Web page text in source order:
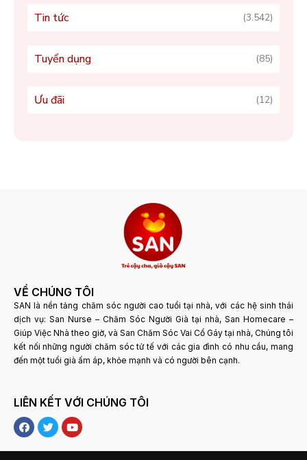
Tin tức (3.542)
Tuyển dụng (85)
Ưu đãi (12)
VỀ CHÚNG TÔI
SAN là nền tảng chăm sóc người cao tuổi tại nhà, với các hệ sinh thái
dịch vụ: San Nurse – Chăm Sóc Người Già tại nhà, San Homecare –
Giúp Việc Nhà theo giờ, và San Chăm Sóc Vai Cổ Gáy tại nhà, Chúng tôi
kết nối những người chăm sóc tử tế với các gia đình có nhu cầu, mang
đến một tuổi già ấm áp, khỏe mạnh và có người bên cạnh.
LIÊN KẾT VỚI CHÚNG TÔI
F
a
c
e
T
w
i
t
Y
o
u
t